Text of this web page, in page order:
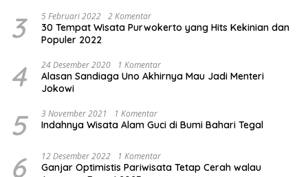
3 5 Februari 2022 2 Komentar
30 Tempat Wisata Purwokerto yang Hits Kekinian dan
Populer 2022
4 24 Desember 2020 1 Komentar
Alasan Sandiaga Uno Akhirnya Mau Jadi Menteri
Jokowi
5 3 November 2021 1 Komentar
Indahnya Wisata Alam Guci di Bumi Bahari Tegal
6 12 Desember 2022 1 Komentar
Ganjar Optimistis Pariwisata Tetap Cerah walau